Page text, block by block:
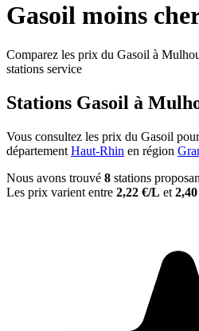
Gasoil moins
Comparez les prix du Gasoil à
stations service
Stations Gasoil à
Vous consultez les prix du Gasoil
département Haut-Rhin en région
Nous avons trouvé 8 stations
Les prix varient entre 2,22 €/L et